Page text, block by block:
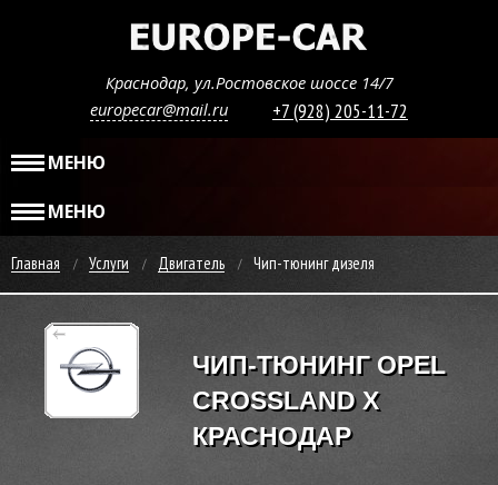
Краснодар, ул.Ростовское шоссе 14/7
europecar@mail.ru
+7 (928) 205-11-72
МЕНЮ
МЕНЮ
Главная Услуги Двигатель Чип-тюнинг дизеля
ЧИП-ТЮНИНГ OPEL
CROSSLAND X
КРАСНОДАР